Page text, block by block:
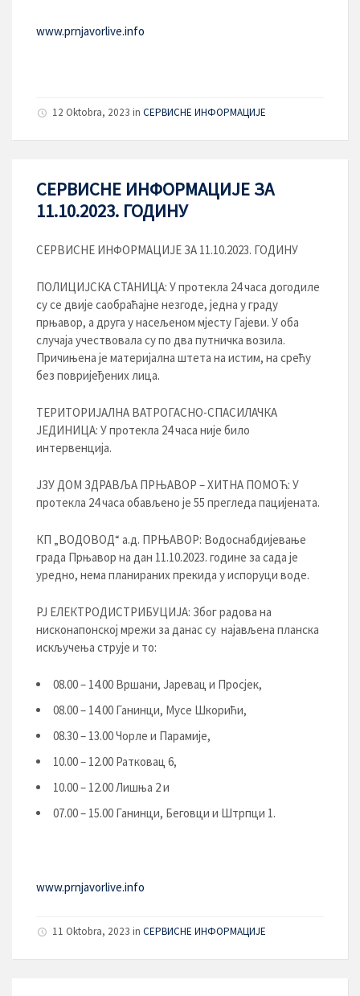
www.prnjavorlive.info
12 Oktobra, 2023 in СЕРВИСНЕ ИНФОРМАЦИЈЕ
СЕРВИСНЕ ИНФОРМАЦИЈЕ ЗА
11.10.2023. ГОДИНУ
СЕРВИСНЕ ИНФОРМАЦИЈЕ ЗА 11.10.2023. ГОДИНУ
ПОЛИЦИЈСКА СТАНИЦА: У протекла 24 часа догодиле
су се двије саобраћајне незгоде, једна у граду
прњавор, а друга у насељеном мјесту Гајеви. У оба
случаја учествовала су по два путничка возила.
Причињена је материјална штета на истим, на срећу
без повријеђених лица.
ТЕРИТОРИЈАЛНА ВАТРОГАСНО-СПАСИЛАЧКА
ЈЕДИНИЦА: У протекла 24 часа није било
интервенција.
ЈЗУ ДОМ ЗДРАВЉА ПРЊАВОР – ХИТНА ПОМОЋ: У
протекла 24 часа обављено је 55 прегледа пацијената.
КП „ВОДОВОД“ а.д. ПРЊАВОР: Водоснабдијевање
града Прњавор на дан 11.10.2023. године за сада је
уредно, нема планираних прекида у испоруци воде.
РЈ ЕЛЕКТРОДИСТРИБУЦИЈA: Због радова на
нисконапонској мрежи за данас су најављена планска
искључења струје и то:
08.00 – 14.00 Вршани, Јаревац и Просјек,
08.00 – 14.00 Ганинци, Мусе Шкорићи,
08.30 – 13.00 Чорле и Парамије,
10.00 – 12.00 Ратковац 6,
10.00 – 12.00 Лишња 2 и
07.00 – 15.00 Ганинци, Беговци и Штрпци 1.
www.prnjavorlive.info
11 Oktobra, 2023 in СЕРВИСНЕ ИНФОРМАЦИЈЕ